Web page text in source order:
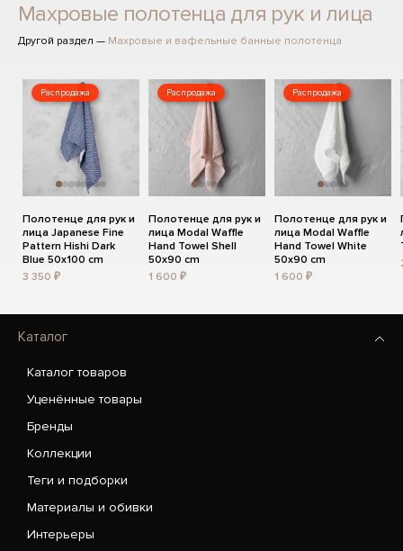
Махровые полотенца для рук и лица
Другой раздел — Махровые и вафельные банные полотенца
Распродажа
Полотенце для рук и
лица Japanese Fine
Pattern Hishi Dark
Blue 50x100 cm
3 350 ₽
Распродажа
Полотенце для рук и
лица Modal Waffle
Hand Towel Shell
50x90 cm
1 600 ₽
Распродажа
Полотенце для рук и
лица Modal Waffle
Hand Towel White
50x90 cm
1 600 ₽
Каталог
Каталог товаров
Уценённые товары
Бренды
Коллекции
Теги и подборки
Материалы и обивки
Интерьеры